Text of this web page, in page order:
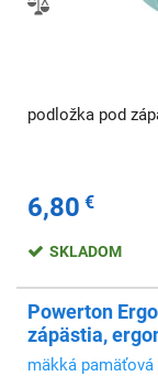
podložka pod
6,80 €
SKLADOM
Powerton
zápästia,
mäkká